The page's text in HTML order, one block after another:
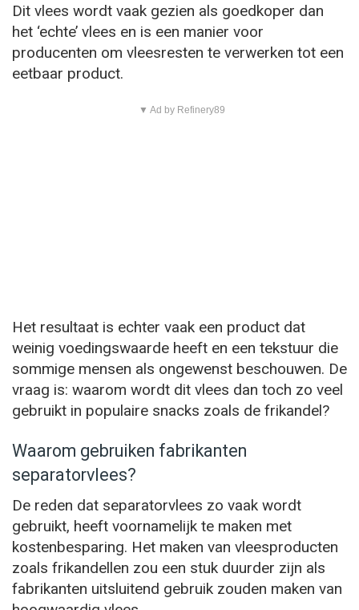
Dit vlees wordt vaak gezien als goedkoper dan
het ‘echte’ vlees en is een manier voor
producenten om vleesresten te verwerken tot een
eetbaar product.
▼ Ad by Refinery89
Het resultaat is echter vaak een product dat
weinig voedingswaarde heeft en een tekstuur die
sommige mensen als ongewenst beschouwen. De
vraag is: waarom wordt dit vlees dan toch zo veel
gebruikt in populaire snacks zoals de frikandel?
Waarom gebruiken fabrikanten
separatorvlees?
De reden dat separatorvlees zo vaak wordt
gebruikt, heeft voornamelijk te maken met
kostenbesparing. Het maken van vleesproducten
zoals frikandellen zou een stuk duurder zijn als
fabrikanten uitsluitend gebruik zouden maken van